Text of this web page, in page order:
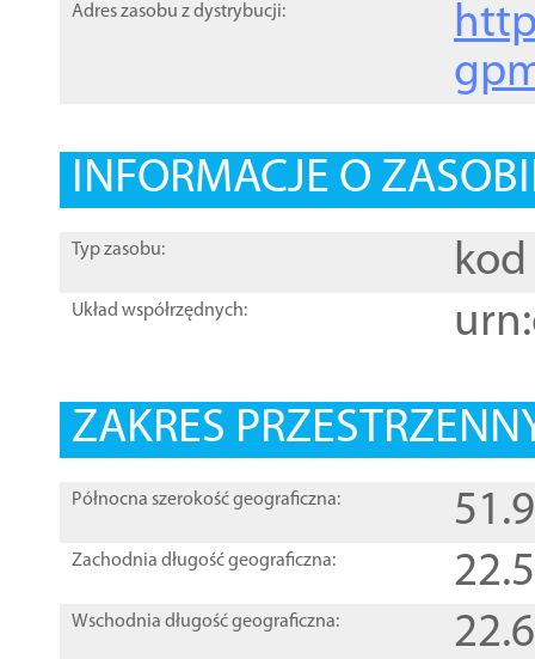
Adres zasobu z dystrybucji:
INFORMACJE O
Typ zasobu: kod
Układ współrzędnych:
ZAKRES
Północna szerokość geograficzna:
Zachodnia długość geograficzna:
Wschodnia długość geograficzna: